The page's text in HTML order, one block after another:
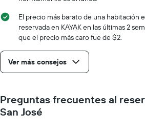
que
indica
cantidad
de
días
para
la
El precio más barato de una habitación
reservada en KAYAK en las últimas 2
que el precio más caro fue de $2.
Ver más consejos
Preguntas frecuentes al
San José